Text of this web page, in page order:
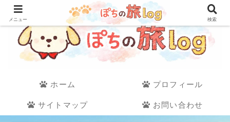
ホーム プロフィール
サイトマップ お問い合わせ
メニュー 検索